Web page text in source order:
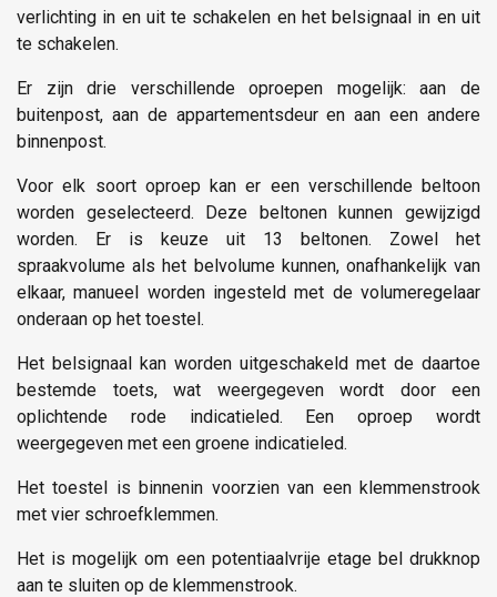
verlichting in en uit te schakelen en het belsignaal in en uit
te schakelen.
Er zijn drie verschillende oproepen mogelijk: aan de
buitenpost, aan de appartementsdeur en aan een andere
binnenpost.
Voor elk soort oproep kan er een verschillende beltoon
worden geselecteerd. Deze beltonen kunnen gewijzigd
worden. Er is keuze uit 13 beltonen. Zowel het
spraakvolume als het belvolume kunnen, onafhankelijk van
elkaar, manueel worden ingesteld met de volumeregelaar
onderaan op het toestel.
Het belsignaal kan worden uitgeschakeld met de daartoe
bestemde toets, wat weergegeven wordt door een
oplichtende rode indicatieled. Een oproep wordt
weergegeven met een groene indicatieled.
Het toestel is binnenin voorzien van een klemmenstrook
met vier schroefklemmen.
Het is mogelijk om een potentiaalvrije etage bel drukknop
aan te sluiten op de klemmenstrook.